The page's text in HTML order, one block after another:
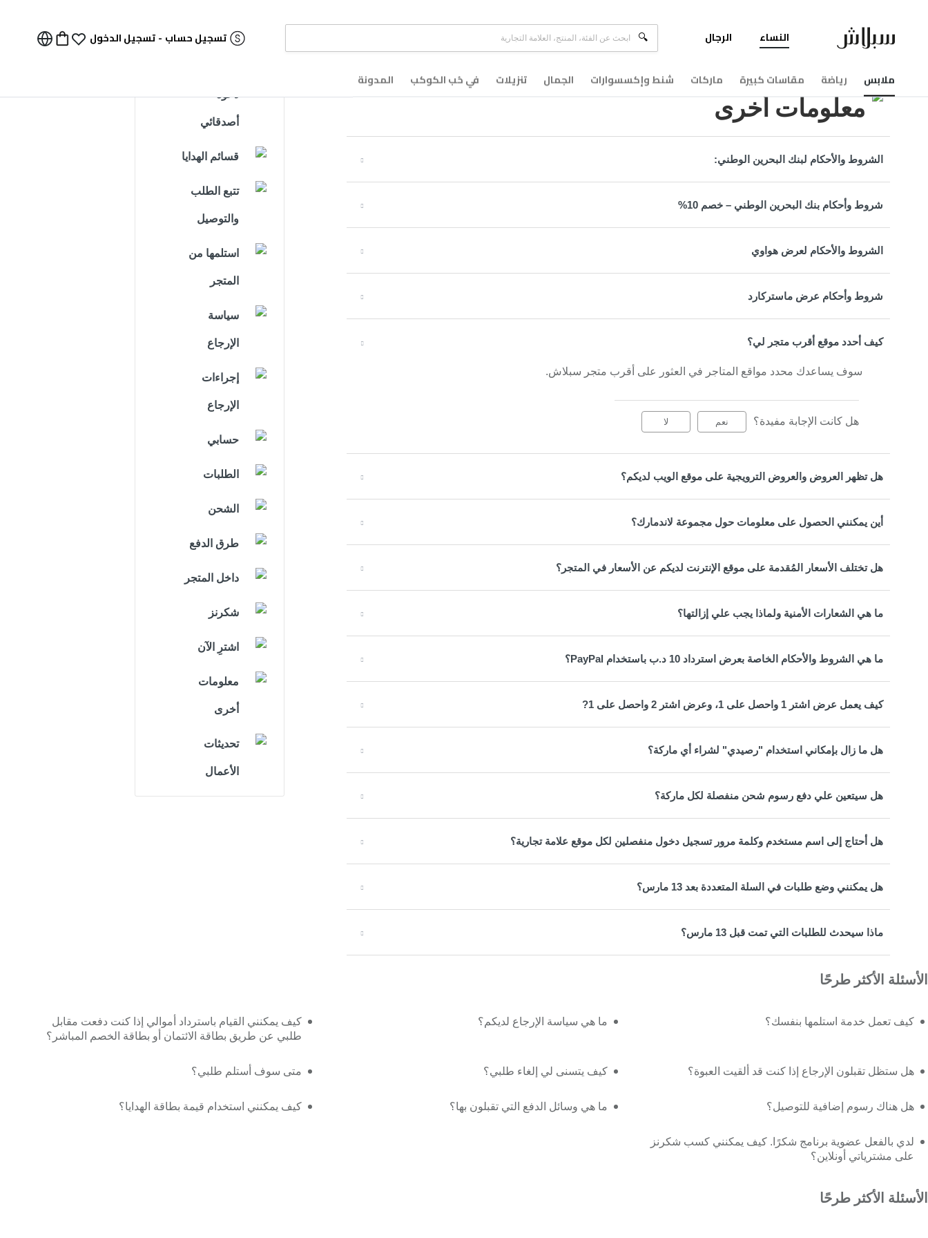
النساء
ملابس رياضة مقاسات كبيرة ماركات شنط وإكسسوارات الجمال تنزيلات في حُب الكوكب المدونة
الرجال تسجيل حساب -تسجيل الدخول
معلومات أخرى
الشروط والأحكام لبنك البحرين الوطني:
شروط وأحكام بنك البحرين الوطني – خصم 10%
الشروط والأحكام لعرض هواوي
شروط وأحكام عرض ماستركارد
كيف أحدد موقع أقرب متجر لي؟
سوف يساعدك محدد مواقع المتاجر في العثور على أقرب متجر سبلاش.
هل كانت الإجابة مفيدة؟ نعم لا
هل تظهر العروض والعروض الترويجية على موقع الويب لديكم؟
أين يمكنني الحصول على معلومات حول مجموعة لاندمارك؟
هل تختلف الأسعار المُقدمة على موقع الإنترنت لديكم عن الأسعار في المتجر؟
ما هي الشعارات الأمنية ولماذا يجب علي إزالتها؟
ما هي الشروط والأحكام الخاصة بعرض استرداد 10 د.ب باستخدام PayPal؟
كيف يعمل عرض اشتر 1 واحصل على 1، وعرض اشتر 2 واحصل على 1?
هل ما زال بإمكاني استخدام "رصيدي" لشراء أي ماركة؟
هل سيتعين علي دفع رسوم شحن منفصلة لكل ماركة؟
هل أحتاج إلى اسم مستخدم وكلمة مرور تسجيل دخول منفصلين لكل موقع علامة تجارية؟
هل يمكنني وضع طلبات في السلة المتعددة بعد 13 مارس؟
ماذا سيحدث للطلبات التي تمت قبل 13 مارس؟
دعوة
أصدقائي
قسائم الهدايا
تتبع الطلب
والتوصيل
استلمها من
المتجر
سياسة
الإرجاع
إجراءات
الإرجاع
حسابي
الطلبات
الشحن
طرق الدفع
داخل المتجر
شكرنز
اشترِ الآن
معلومات
أخرى
تحديثات
الأعمال
الأسئلة الأكثر طرحًا
كيف تعمل خدمة استلمها بنفسك؟ ما هي سياسة الإرجاع لديكم؟
كيف يمكنني القيام باسترداد أموالي إذا كنت دفعت مقابل
طلبي عن طريق بطاقة الائتمان أو بطاقة الخصم المباشر؟
هل ستظل تقبلون الإرجاع إذا كنت قد ألقيت العبوة؟ كيف يتسنى لي إلغاء طلبي؟ متى سوف أستلم طلبي؟
هل هناك رسوم إضافية للتوصيل؟ ما هي وسائل الدفع التي تقبلون بها؟ كيف يمكنني استخدام قيمة بطاقة الهدايا؟
لدي بالفعل عضوية برنامج شكرًا. كيف يمكنني كسب شكرنز
على مشترياتي أونلاين؟
الأسئلة الأكثر طرحًا